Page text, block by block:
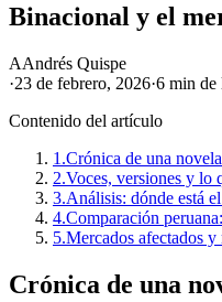
Binacional y el
AAndrés Quispe
·23 de febrero, 2026·6 min de
Contenido del artículo
1.Crónica de una
2.Voces, versiones y lo
3.Análisis: dónde está
4.Comparación
5.Mercados afectados
Crónica de una